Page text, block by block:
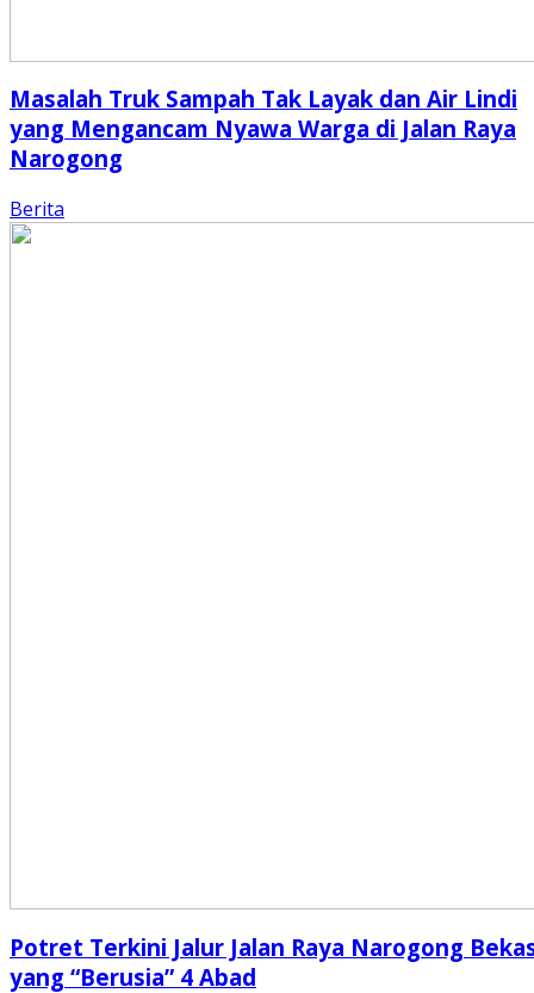
Masalah Truk Sampah Tak Layak dan Air Lindi
yang Mengancam Nyawa Warga di Jalan Raya
Narogong
Berita
Potret Terkini Jalur Jalan Raya Narogong
yang “Berusia” 4 Abad